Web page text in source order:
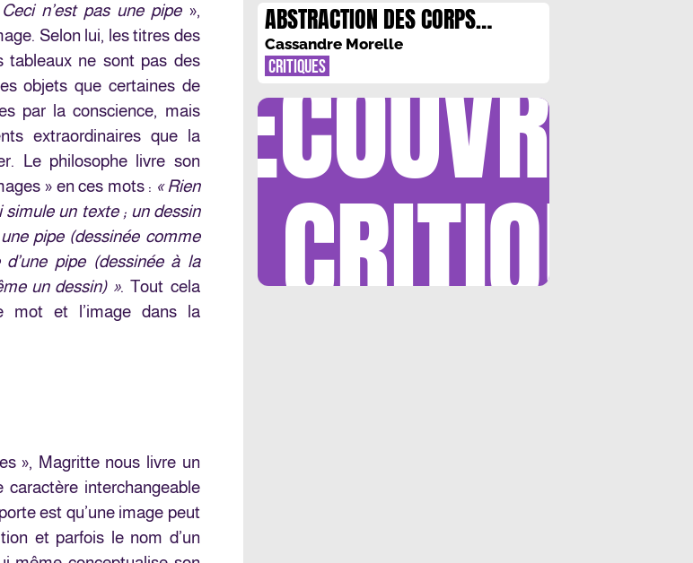
Ceci n’est pas une pipe»,
Selon lui, les titres des
tableaux ne sont pas des
objets que certaines de
par la conscience, mais
extraordinaires que la
Le philosophe livre son
» en ces mots : « Rien
simule un texte ; un dessin
pipe (dessinée comme
pipe (dessinée à la
un dessin) ». Tout cela
mot et l’image dans la
», Magritte nous livre un
interchangeable
est qu’une image peut
et parfois le nom d’un
ABSTRACTION DES CORPS
FIGURES
Cassandre Morelle
CRITIQUES
DÉCOUVRIR
LES